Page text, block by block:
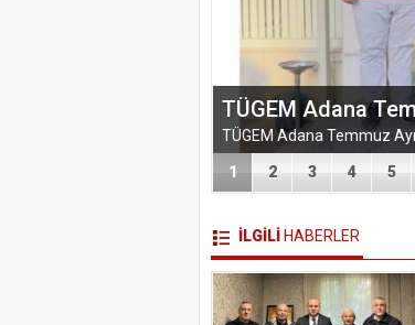
TÜGEM Adana
1 2 3 4 5
İLGİLİ HABERLER